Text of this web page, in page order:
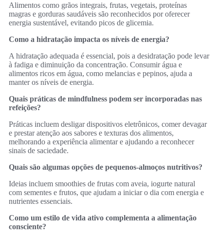
Alimentos como grãos integrais, frutas, vegetais, proteínas
magras e gorduras saudáveis são reconhecidos por oferecer
energia sustentável, evitando picos de glicemia.
Como a hidratação impacta os níveis de energia?
A hidratação adequada é essencial, pois a desidratação pode levar
à fadiga e diminuição da concentração. Consumir água e
alimentos ricos em água, como melancias e pepinos, ajuda a
manter os níveis de energia.
Quais práticas de mindfulness podem ser incorporadas nas
refeições?
Práticas incluem desligar dispositivos eletrônicos, comer devagar
e prestar atenção aos sabores e texturas dos alimentos,
melhorando a experiência alimentar e ajudando a reconhecer
sinais de saciedade.
Quais são algumas opções de pequenos-almoços nutritivos?
Ideias incluem smoothies de frutas com aveia, iogurte natural
com sementes e frutos, que ajudam a iniciar o dia com energia e
nutrientes essenciais.
Como um estilo de vida ativo complementa a alimentação
consciente?